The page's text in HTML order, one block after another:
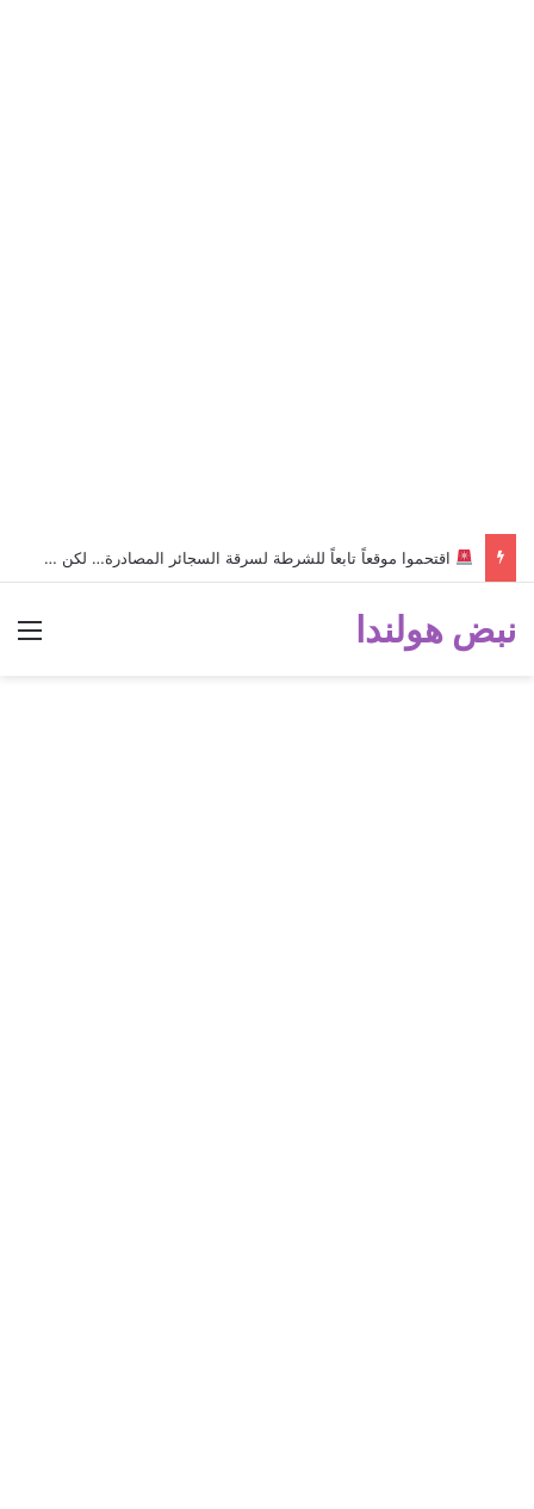
اقتحموا موقعاً تابعاً للشرطة لسرقة السجائر المصادرة… لكن خطأ صغير أثناء الهروب أسقط الخطة وكشفهم!
نبض هولندا